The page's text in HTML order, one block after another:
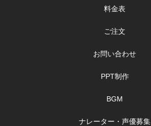
料金表
ご注文
お問い合わせ
PPT制作
BGM
ナレーター・声優募集